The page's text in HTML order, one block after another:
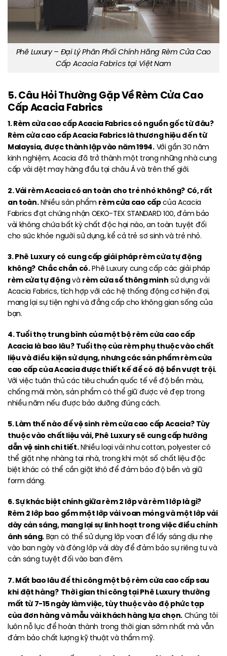
Phê Luxury – Đại Lý Phân Phối Chính Hãng Rèm Cửa Cao
Cấp Acacia Fabrics tại Việt Nam
5. Câu Hỏi Thường Gặp Về Rèm Cửa Cao
Cấp Acacia Fabrics
1. Rèm cửa cao cấp Acacia Fabrics có nguồn gốc từ đâu?
Rèm cửa cao cấp Acacia Fabrics là thương hiệu đến từ
Malaysia, được thành lập vào năm 1994.Với gần 30 năm
kinh nghiệm, Acacia đã trở thành một trong những nhà cung
cấp vải dệt may hàng đầu tại châu Á và trên thế giới.
2. Vải rèm Acacia có an toàn cho trẻ nhỏ không? Có, rất
an toàn.Nhiều sản phẩm rèm cửa cao cấpcủa Acacia
Fabrics đạt chứng nhận OEKO-TEX STANDARD 100, đảm bảo
vải không chứa bất kỳ chất độc hại nào, an toàn tuyệt đối
cho sức khỏe người sử dụng, kể cả trẻ sơ sinh và trẻ nhỏ.
3. Phê Luxury có cung cấp giải pháp rèm cửa tự động
không? Chắc chắn có.Phê Luxury cung cấp các giải pháp
rèm cửa tự độngvà rèm cửa sổ thông minhsử dụng vải
Acacia Fabrics, tích hợp với các hệ thống động cơ hiện đại,
mang lại sự tiện nghi và đẳng cấp cho không gian sống của
bạn.
4. Tuổi thọ trung bình của một bộ rèm cửa cao cấp
Acacia là bao lâu? Tuổi thọ của rèm phụ thuộc vào chất
liệu và điều kiện sử dụng, nhưng các sản phẩm rèm cửa
cao cấp của Acacia được thiết kế để có độ bền vượt trội.
Với việc tuân thủ các tiêu chuẩn quốc tế về độ bền màu,
chống mài mòn, sản phẩm có thể giữ được vẻ đẹp trong
nhiều năm nếu được bảo dưỡng đúng cách.
5. Làm thế nào để vệ sinh rèm cửa cao cấp Acacia? Tùy
thuộc vào chất liệu vải, Phê Luxury sẽ cung cấp hướng
dẫn vệ sinh chi tiết.Nhiều loại vải như cotton, polyester có
thể giặt nhẹ nhàng tại nhà, trong khi một số chất liệu đặc
biệt khác có thể cần giặt khô để đảm bảo độ bền và giữ
form dáng.
6. Sự khác biệt chính giữa rèm 2 lớp và rèm 1 lớp là gì?
Rèm 2 lớp bao gồm một lớp vải voan mỏng và một lớp vải
dày cản sáng, mang lại sự linh hoạt trong việc điều chỉnh
ánh sáng.Bạn có thể sử dụng lớp voan để lấy sáng dịu nhẹ
vào ban ngày và đóng lớp vải dày để đảm bảo sự riêng tư và
cản sáng tuyệt đối vào ban đêm.
7. Mất bao lâu để thi công một bộ rèm cửa cao cấp sau
khi đặt hàng? Thời gian thi công tại Phê Luxury thường
mất từ 7-15 ngày làm việc, tùy thuộc vào độ phức tạp
của đơn hàng và mẫu vải khách hàng lựa chọn.Chúng tôi
luôn nỗ lực để hoàn thành trong thời gian sớm nhất mà vẫn
đảm bảo chất lượng kỹ thuật và thẩm mỹ.